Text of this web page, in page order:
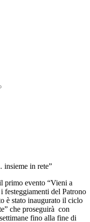
insieme in rete”
primo evento “Vieni a
festeggiamenti del Patrono
è stato inaugurato il ciclo
che proseguirà con
fino alla fine di